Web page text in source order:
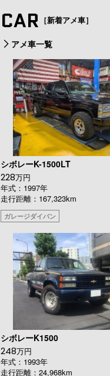
CAR ［新着アメ車］
アメ車一覧
シボレーK-1500LT
228万円
年式：1997年
走行距離：167,323km
ガレージダイバン
シボレーK1500
248万円
年式：1993年
走行距離：24,968km